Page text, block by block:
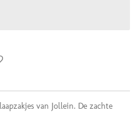
van Jollein. De zachte